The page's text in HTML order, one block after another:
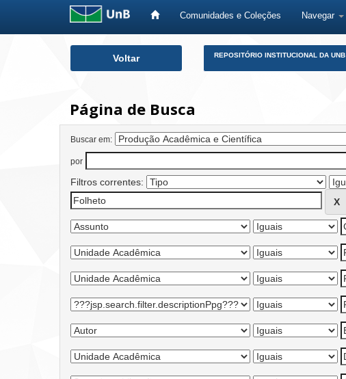
Comunidades e Coleções Navegar
Voltar REPOSITÓRIO INSTITUCIONAL DA UNB
Página de Busca
Buscar em:
por
Filtros correntes: